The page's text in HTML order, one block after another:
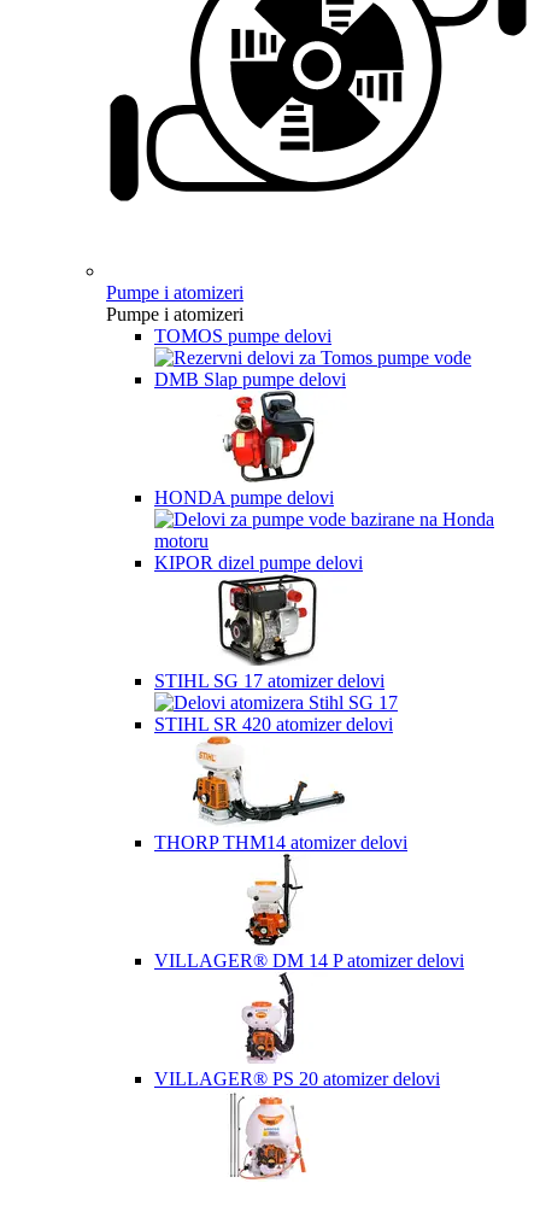
Pumpe i atomizeri
Pumpe i atomizeri
TOMOS pumpe delovi
DMB Slap pumpe delovi
HONDA pumpe delovi
KIPOR dizel pumpe delovi
STIHL SG 17 atomizer delovi
STIHL SR 420 atomizer delovi
THORP THM14 atomizer delovi
VILLAGER® DM 14 P atomizer delovi
VILLAGER® PS 20 atomizer delovi